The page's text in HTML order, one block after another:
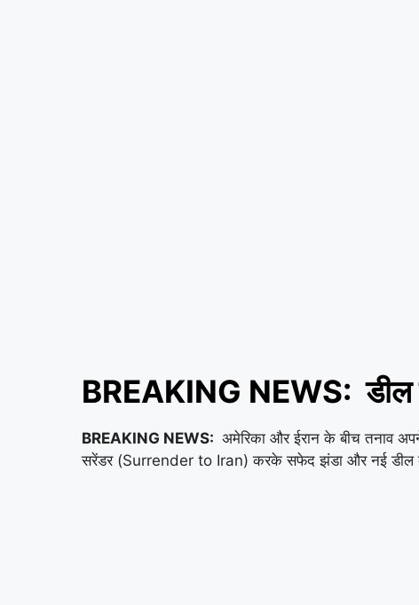
BREAKING NEWS: डील
BREAKING NEWS: अमेरिका और ईरान के बीच तनाव
सरेंडर (Surrender to Iran) करके सफेद झंडा और नई डील